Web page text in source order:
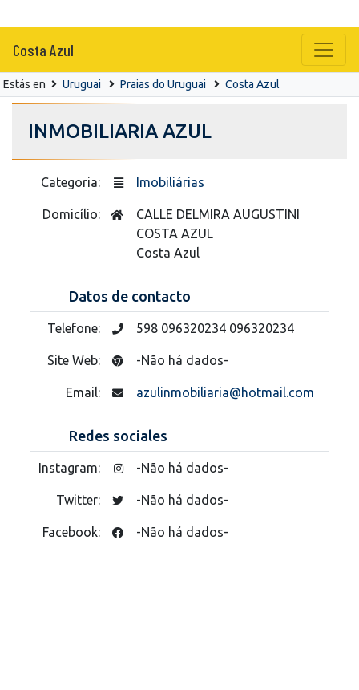
Costa Azul
Estás en Uruguai Praias do Uruguai Costa Azul
INMOBILIARIA AZUL
Categoria: Imobiliárias
Domicílio:
CALLE DELMIRA AUGUSTINI
COSTA AZUL
Costa Azul
Datos de contacto
Telefone: 598 096320234 096320234
Site Web: -Não há dados-
Email: azulinmobiliaria@hotmail.com
Redes sociales
Instagram: -Não há dados-
Twitter: -Não há dados-
Facebook: -Não há dados-